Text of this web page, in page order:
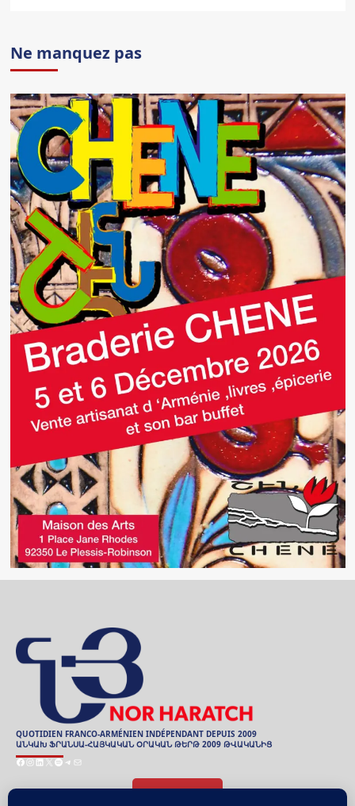
Ne manquez pas
QUOTIDIEN FRANCO-ARMÉNIEN INDÉPENDANT DEPUIS 2009
ԱՆԿԱԽ ՖՐԱՆՍԱ-ՀԱՅԿԱԿԱՆ ՕՐԱԿԱՆ ԹԵՐԹ 2009 ԹՎԱԿԱՆԻՑ
Facebook
Instagram
LinkedIn
X SpotifyTelegram
Mail